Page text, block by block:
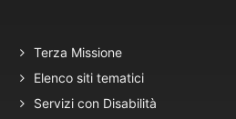
Terza Missione
Elenco siti tematici
Servizi con Disabilità